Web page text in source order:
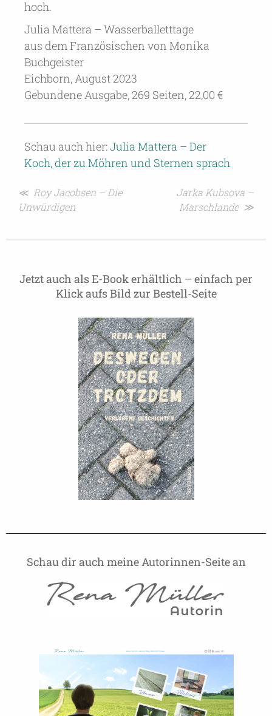
hoch.
Julia Mattera – Wasserballetttage
aus dem Französischen von Monika
Buchgeister
Eichborn, August 2023
Gebundene Ausgabe, 269 Seiten, 22,00 €
Schau auch hier:Julia Mattera – Der
Koch, der zu Möhren und Sternen sprach
Beitragsnavigation
≪ Roy Jacobsen – Die
Unwürdigen
Jarka Kubsova –
Marschlande ≫
Jetzt auch als E-Book erhältlich – einfach per
Klick aufs Bild zur Bestell-Seite
Schau dir auch meine Autorinnen-Seite an